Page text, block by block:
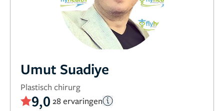
Umut Suadiye
Plastisch chirurg
9,0 28 ervaringen